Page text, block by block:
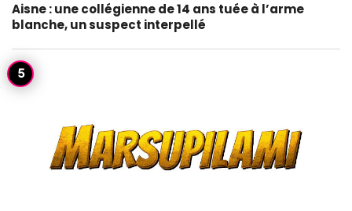
Aisne : une collégienne de 14 ans tuée à l’arme
blanche, un suspect interpellé